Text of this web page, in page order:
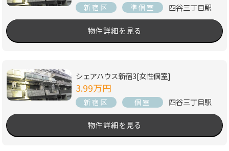
新宿区 準個室 四谷三丁目駅
物件詳細を見る
シェアハウス新宿3[女性個室]
3.99万円
新宿区 個室 四谷三丁目駅
物件詳細を見る